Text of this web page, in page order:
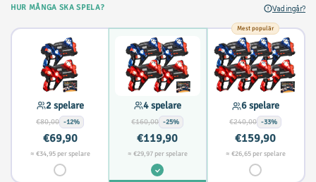
HUR MÅNGA SKA SPELA? Vad ingår?
2 spelare
€80,00 -12%
€69,90
≈ €34,95 per spelare
4 spelare
€160,00 -25%
€119,90
≈ €29,97 per spelare
Mest populär
6 spelare
€240,00 -33%
€159,90
≈ €26,65 per spelare